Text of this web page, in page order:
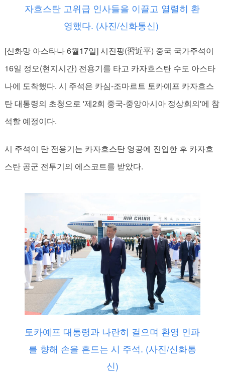
자흐스탄 고위급 인사들을 이끌고 열렬히 환
영했다. (사진/신화통신)
[신화망 아스타나 6월17일] 시진핑(習近平) 중국 국가주석이
16일 정오(현지시간) 전용기를 타고 카자흐스탄 수도 아스타
나에 도착했다. 시 주석은 카심-조마르트 토카예프 카자흐스
탄 대통령의 초청으로 '제2회 중국-중앙아시아 정상회의'에 참
석할 예정이다.
시 주석이 탄 전용기는 카자흐스탄 영공에 진입한 후 카자흐
스탄 공군 전투기의 에스코트를 받았다.
토카예프 대통령과 나란히 걸으며 환영 인파
를 향해 손을 흔드는 시 주석. (사진/신화통
신)